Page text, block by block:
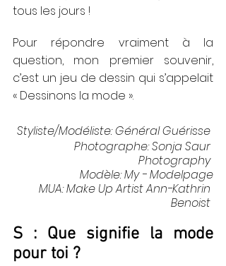
tous les jours !
Pour répondre vraiment à la
question, mon premier souvenir,
c’est un jeu de dessin qui s’appelait
« Dessinons la mode ».
Styliste/Modéliste: Général Guérisse
Photographe: Sonja Saur
Photography
Modèle: My - Modelpage
MUA: Make Up Artist Ann-Kathrin
Benoist
S : Que signifie la mode
pour toi ?